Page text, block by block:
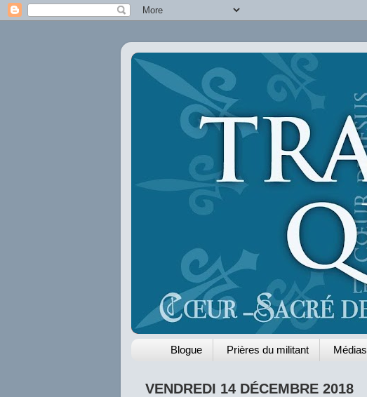
Blogue Prières du militant Médias
VENDREDI 14 DÉCEMBRE 2018